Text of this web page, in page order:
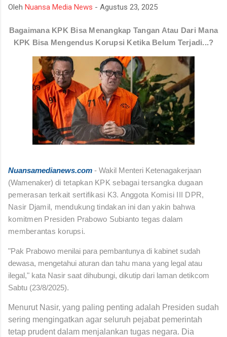
elemen masyarakat. Melalui kegiatan ini, seluruh peserta
Karhutla, mulai dari koordinasi antarinstansi, pengerahan
personel dan peralatan, hingga simulasi pe...
Oleh Nuansa Media News - Agustus 23, 2025
Bagaimana KPK Bisa Menangkap Tangan Atau Dari Mana
KPK Bisa Mengendus Korupsi Ketika Belum Terjadi...?
Nuansamedianews.com - Wakil Menteri Ketenagakerjaan
(Wamenaker) di tetapkan KPK sebagai tersangka dugaan
pemerasan terkait sertifikasi K3. Anggota Komisi III DPR,
Nasir Djamil, mendukung tindakan ini dan yakin bahwa
komitmen Presiden Prabowo Subianto tegas dalam
memberantas korupsi.
"Pak Prabowo menilai para pembantunya di kabinet sudah
dewasa, mengetahui aturan dan tahu mana yang legal atau
ilegal," kata Nasir saat dihubungi, dikutip dari laman detikcom
Sabtu (23/8/2025).
Menurut Nasir, yang paling penting adalah Presiden sudah
sering mengingatkan agar seluruh pejabat pemerintah
tetap prudent dalam menjalankan tugas negara. Dia